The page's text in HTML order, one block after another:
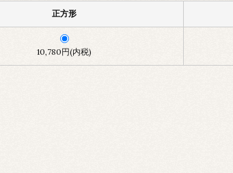
正方形
10,780円(内税)